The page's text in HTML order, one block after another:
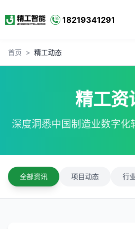
18219341291
首页 > 精工动态
精工资
深度洞悉中国制造业数字化
全部资讯 项目动态 行